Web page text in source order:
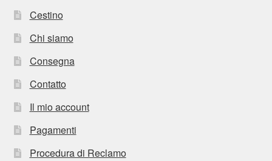
Cestino
Chi siamo
Consegna
Contatto
Il mio account
Pagamenti
Procedura di Reclamo